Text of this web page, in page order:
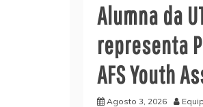
Alumna da
representa
AFS Youth
Agosto 3, 2026